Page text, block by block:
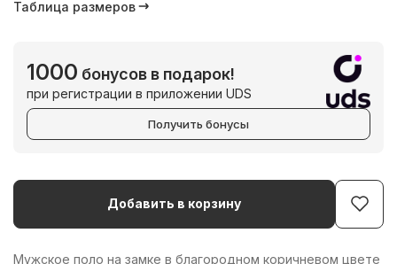
Таблица размеров
1000 бонусов в подарок!
при регистрации в приложении UDS
Получить бонусы
Добавить в корзину
Мужское поло на замке в благородном коричневом цвете